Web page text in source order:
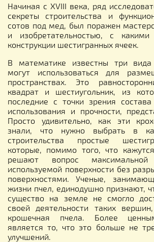
Начиная с XVIII века, ряд
секреты строительства и
сотов под мед, был поражен
и изобретательностью, с
конструкции шестигранных ячеек.
В математике известны три вида
могут использоваться для
пространствах. Это
квадрат и шестиугольник, из
последние с точки зрения состава
использования и прочности,
Просто удивительно, как эти
знали, что нужно выбрать в
строительства простые
которые, помимо того, что
решают вопрос максимальной
используемой поверхности без
поверхностями. Ученые,
жизни пчел, единодушно признают,
существо на земле не смогло
своей деятельности таких
крошечная пчела. Более
является то, что это больше не
улучшений.